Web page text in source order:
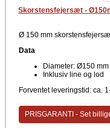
Skorstensfejersæt -
Ø 150 mm
Data
Diameter: Ø150 mm
Inklusiv line og lod
Forventet leveringstid: ca.
PRISGARANTI - Set